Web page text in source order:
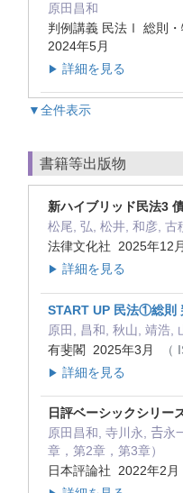
原田昌和
判例講義 民法Ⅰ 総則
2024年5月
▶ 詳細を見る
▼全件表示
書籍等出版物
新ハイブリッド民法3
松尾, 弘, 松井, 和彦, 古
法律文化社 2025年12
▶ 詳細を見る
START UP 民法①総則
原田, 昌和, 秋山, 靖浩,
有斐閣 2025年3月
（
▶ 詳細を見る
日評ベーシックシリー
原田昌和, 寺川永, 𠮷永
章，第2章，第3章）
日本評論社 2022年2月